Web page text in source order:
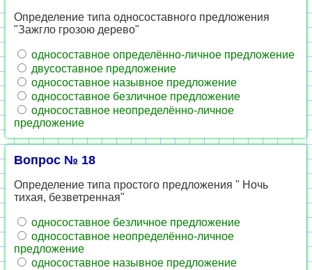
Определение типа односоставного предложения
"Зажгло грозою дерево"
односоставное определённо-личное предложение
двусоставное предложение
односоставное назывное предложение
односоставное безличное предложение
односоставное неопределённо-личное
предложение
Вопрос № 18
Определение типа простого предложения " Ночь
тихая, безветренная"
односоставное безличное предложение
односоставное неопределённо-личное
предложение
односоставное назывное предложение